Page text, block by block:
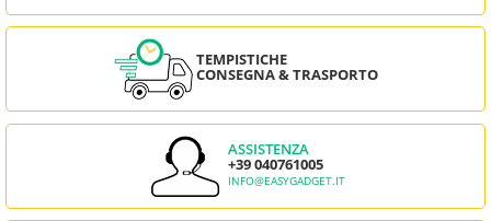
TEMPISTICHE
CONSEGNA & TRASPORTO
ASSISTENZA
+39 040761005
INFO@EASYGADGET.IT